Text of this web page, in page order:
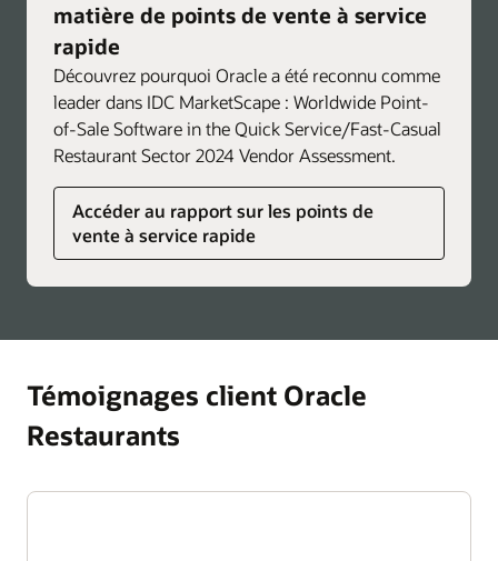
matière de points de vente à service
rapide
Découvrez pourquoi Oracle a été reconnu comme
leader dans IDC MarketScape : Worldwide Point-
of-Sale Software in the Quick Service/Fast-Casual
Restaurant Sector 2024 Vendor Assessment.
Accéder au rapport sur les points de
vente à service rapide
Témoignages client Oracle
Restaurants